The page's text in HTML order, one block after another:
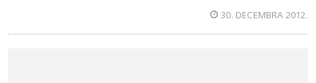
30. DECEMBRA 2012.